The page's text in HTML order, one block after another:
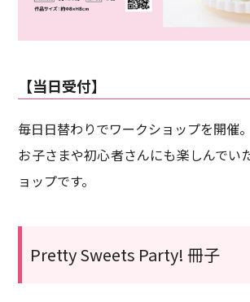
【当日受付】
毎日日替わりでワークショップを開催。
お子さまや初心者さんにも楽しんでい
ョップです。
Pretty Sweets Party! 冊子